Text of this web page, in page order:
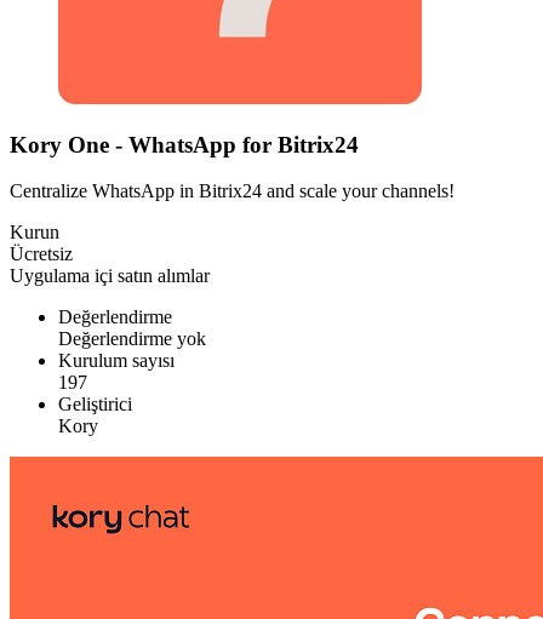
Kory One - WhatsApp for Bitrix24
Centralize WhatsApp in Bitrix24 and scale your channels!
Kurun
Ücretsiz
Uygulama içi satın alımlar
Değerlendirme
Değerlendirme yok
Kurulum sayısı
197
Geliştirici
Kory